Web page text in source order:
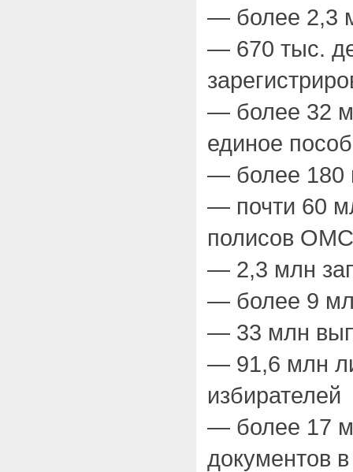
— более 2,3
— 670 тыс.
— более 32
единое
— более 180
— почти 60
полисов ОМС
— 2,3 млн
— более 9
— 33 млн
— 91,6 млн
избирателей
— более 17
документов